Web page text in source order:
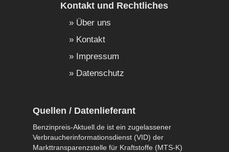
Kontakt und Rechtliches
Über uns
Kontakt
Impressum
Datenschutz
Quellen / Datenlieferant
Benzinpreis-Aktuell.de ist ein zugelassener
Verbraucherinformationsdienst (VID) der
Markttransparenzstelle für Kraftstoffe (MTS-K)